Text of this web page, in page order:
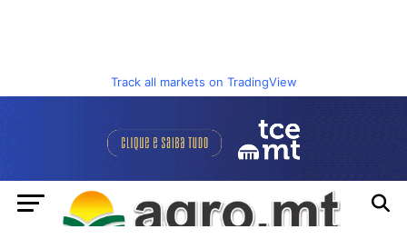
Track all markets on TradingView